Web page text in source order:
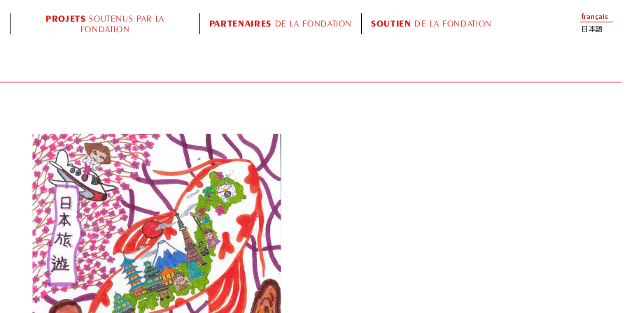
PROJETS SOUTENUS PAR LA
FONDATION
PARTENAIRES DE LA FONDATION SOUTIEN DE LA FONDATION
français
日本語